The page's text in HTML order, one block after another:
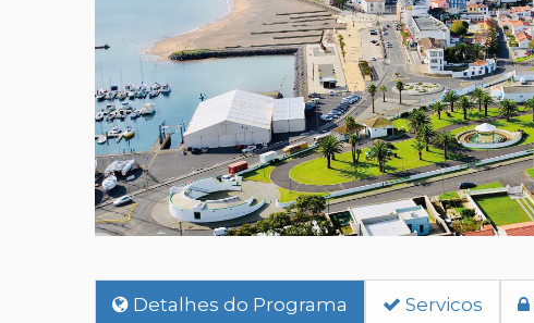
Detalhes do Programa Servicos